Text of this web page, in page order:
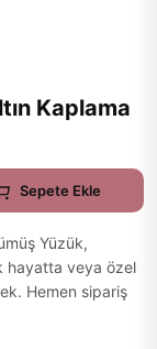
Kaplama
Sepete Ekle
Yüzük,
hayatta veya özel
Hemen sipariş